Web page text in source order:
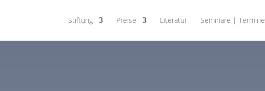
Stiftung Preise Literatur Seminare | Termine